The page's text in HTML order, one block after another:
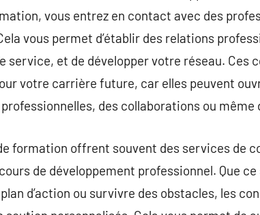
vous entrez en contact avec des
vous permet d’établir des relations
service, et de développer votre réseau.
votre carrière future, car elles peuvent
des collaborations ou
formation offrent souvent des services de
de développement professionnel. Que
d’action ou survivre des obstacles, les